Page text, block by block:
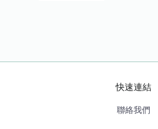
快速連結
聯絡我們